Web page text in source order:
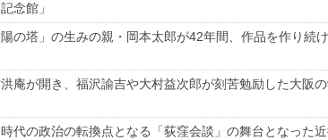
念館」
の塔」の生みの親・岡本太郎が42年間、作品を作り続
庵が開き、福沢諭吉や大村益次郎が刻苦勉励した大阪
代の政治の転換点となる「荻窪会談」の舞台となった